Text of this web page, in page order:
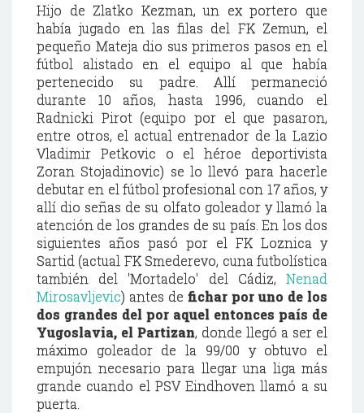
Hijo de Zlatko Kezman, un ex portero que
había jugado en las filas del FK Zemun, el
pequeño Mateja dio sus primeros pasos en el
fútbol alistado en el equipo al que había
pertenecido su padre. Allí permaneció
durante 10 años, hasta 1996, cuando el
Radnicki Pirot (equipo por el que pasaron,
entre otros, el actual entrenador de la Lazio
Vladimir Petkovic o el héroe deportivista
Zoran Stojadinovic) se lo llevó para hacerle
debutar en el fútbol profesional con 17 años, y
allí dio señas de su olfato goleador y llamó la
atención de los grandes de su país. En los dos
siguientes años pasó por el FK Loznica y
Sartid (actual FK Smederevo, cuna futbolística
también del 'Mortadelo' del Cádiz, Nenad
Mirosavljevic) antes de fichar por uno de los
dos grandes del por aquel entonces país de
Yugoslavia, el Partizan, donde llegó a ser el
máximo goleador de la 99/00 y obtuvo el
empujón necesario para llegar una liga más
grande cuando el PSV Eindhoven llamó a su
puerta.